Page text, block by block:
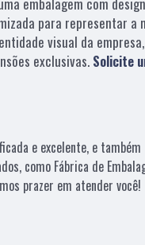
para representar a
visual da
exclusivas. Solicite
e excelente, e também
como Fábrica de
prazer em atender você!